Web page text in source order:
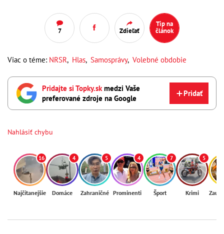
7 Zdieľať
Tip na
článok
Viac o téme: NRSR, Hlas, Samosprávy, Volebné obdobie
Pridajte si Topky.skmedzi Vaše
preferované zdroje na Google
Pridať
Nahlásiť chybu
16
Najčítanejšie
4
Domáce
5
Zahraničné
4
Prominenti
7
Šport
5
Krimi